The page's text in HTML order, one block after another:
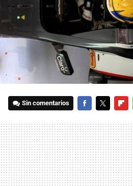
Sin comentarios